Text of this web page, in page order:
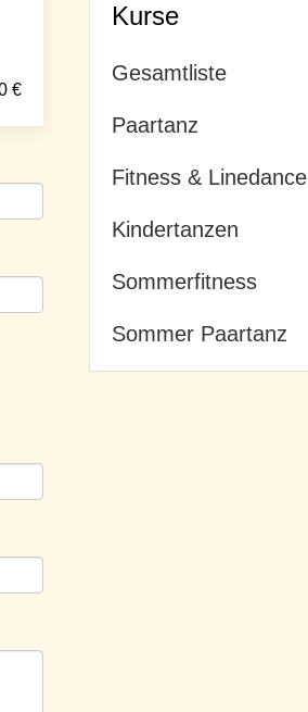
€
Kurse
Gesamtliste
Paartanz
Fitness & Linedance
Kindertanzen
Sommerfitness
Sommer Paartanz